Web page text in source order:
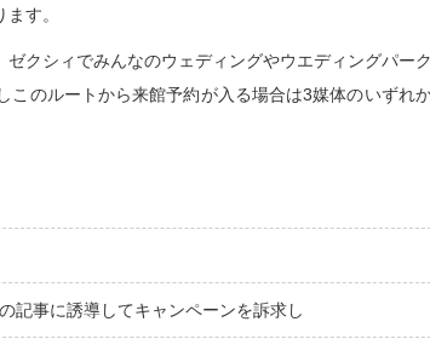
す。
クシィでみんなのウェディングやウエディングパー
のルートから来館予約が入る場合は3媒体のいずれ
記事に誘導してキャンペーンを訴求し